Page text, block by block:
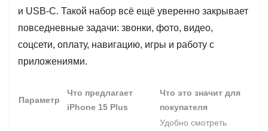
и USB-C. Такой набор всё ещё уверенно закрывает
повседневные задачи: звонки, фото, видео,
соцсети, оплату, навигацию, игры и работу с
приложениями.
Параметр
Что предлагает
iPhone 15 Plus
Что это значит для
покупателя
Удобно смотреть